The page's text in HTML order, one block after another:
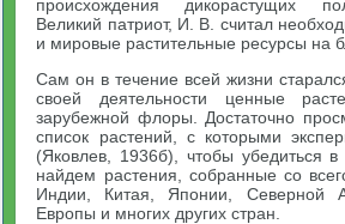
происхождения дикорастущих
Великий патриот, И. В. считал
и мировые растительные ресурсы на
Сам он в течение всей жизни
своей деятельности ценные
зарубежной флоры. Достаточно
список растений, с которыми
(Яковлев, 1936б), чтобы убедиться
найдем растения, собранные со
Индии, Китая, Японии, Северной
Европы и многих других стран.